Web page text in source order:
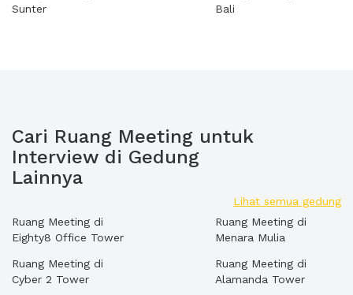
Sunter
Bali
Cari Ruang Meeting untuk
Interview di Gedung
Lainnya
Lihat semua gedung
Ruang Meeting di
Eighty8 Office Tower
Ruang Meeting di
Cyber 2 Tower
Ruang Meeting di
Menara Mulia
Ruang Meeting di
Alamanda Tower